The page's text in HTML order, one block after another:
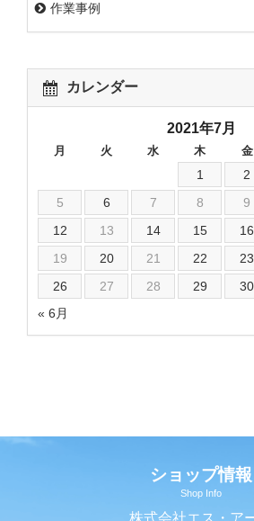
作業事例
カレンダー
2021年7月
月 火 水 木 金
« 6月
1 2
5
6 7 8 9
12
13 14 15 16
19
20 21 22 23
26
27 28 29 30
ショップ情報
Shop Info
株式会社エス・ア